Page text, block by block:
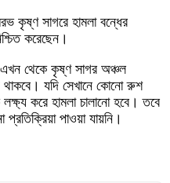
কৃষ্ণ সাগরে হামলা বন্ধের
করেছেন।
থেকে কৃষ্ণ সাগর অঞ্চল
থাকবে। যদি সেখানে কোনো রুশ
লক্ষ্য করে হামলা চালানো হবে। তবে
পাওয়া যায়নি।